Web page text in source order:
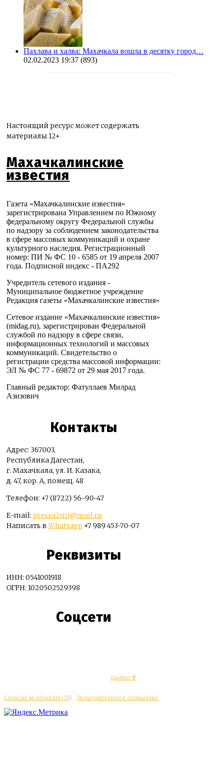
Пахлава и халва: Махачкала вошла в десятку город…
02.02.2023 19:37 (893)
Настоящий ресурс может содержать
материалы 12+
Махачкалинские
известия
Газета «Махачкалинские известия»
зарегистрирована Управлением по Южному
федеральному округу Федеральной службы
по надзору за соблюдением законодательства
в сфере массовых коммуникаций и охране
культурного наследия. Регистрационный
номер: ПИ № ФС 10 - 6585 от 19 апреля 2007
года. Подписной индекс - ПА292
Учредитель сетевого издания -
Муниципальное бюджетное учреждение
Редакция газеты «Махачкалинские известия»
Сетевое издание «Махачкалинские известия»
(midag.ru), зарегистрирован Федеральной
службой по надзору в сфере связи,
информационных технологий и массовых
коммуникаций. Свидетельство о
регистрации средства массовой информации:
ЭЛ № ФС 77 - 69872 от 29 мая 2017 года.
Главный редактор: Фатуллаев Милрад
Азизович
Контакты
Адрес: 367003,
Республика Дагестан,
г. Махачкала, ул. И. Казака,
д. 47, кор. А, помещ. 48
Телефон: +7 (8722) 56-90-47
E-mail: pressa2mi@mail.ru
Написать вWhatsapp +7 989 453-70-07
Реквизиты
ИНН: 0541001918
ОГРН: 1020502529398
Соцсети
Quantor-∀
Согласие на обработку ПД Пользовательское соглашение